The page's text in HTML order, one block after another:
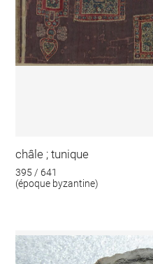
châle ; tunique
395 / 641
(époque byzantine)